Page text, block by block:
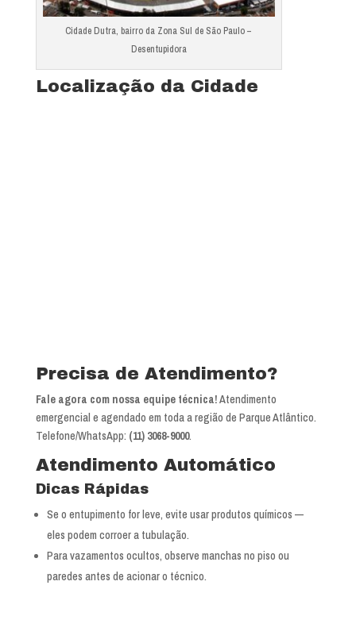
Cidade Dutra, bairro da Zona Sul de São Paulo –
Desentupidora
Localização da Cidade
Precisa de Atendimento?
Fale agora com nossa equipe técnica!Atendimento
emergencial e agendado em toda a região de Parque Atlântico.
Telefone/WhatsApp: (11) 3068-9000.
Atendimento Automático
Dicas Rápidas
Se o entupimento for leve, evite usar produtos químicos —
eles podem corroer a tubulação.
Para vazamentos ocultos, observe manchas no piso ou
paredes antes de acionar o técnico.